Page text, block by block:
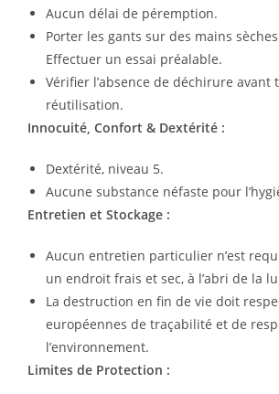
Aucun délai de péremption.
Porter les gants sur des mains
Effectuer un essai préalable.
Vérifier l’absence de déchirure avant
réutilisation.
Innocuité, Confort & Dextérité :
Dextérité, niveau 5.
Aucune substance néfaste pour
Entretien et Stockage :
Aucun entretien particulier n’est
un endroit frais et sec, à l’abri de la
La destruction en fin de vie doit
européennes de traçabilité et de
l’environnement.
Limites de Protection :